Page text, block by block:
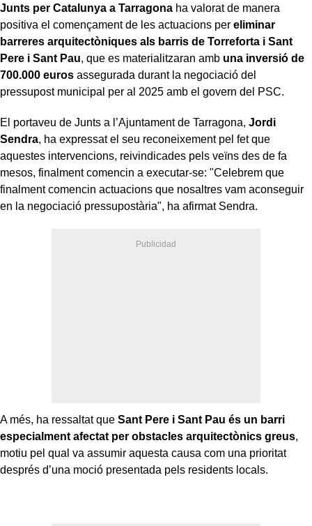
Junts per Catalunya a Tarragona ha valorat de manera
positiva el començament de les actuacions per eliminar
barreres arquitectòniques als barris de Torreforta i Sant
Pere i Sant Pau, que es materialitzaran amb una inversió de
700.000 euros assegurada durant la negociació del
pressupost municipal per al 2025 amb el govern del PSC.
El portaveu de Junts a l’Ajuntament de Tarragona, Jordi
Sendra, ha expressat el seu reconeixement pel fet que
aquestes intervencions, reivindicades pels veïns des de fa
mesos, finalment comencin a executar-se: "Celebrem que
finalment comencin actuacions que nosaltres vam aconseguir
en la negociació pressupostària", ha afirmat Sendra.
A més, ha ressaltat que Sant Pere i Sant Pau és un barri
especialment afectat per obstacles arquitectònics greus,
motiu pel qual va assumir aquesta causa com una prioritat
després d’una moció presentada pels residents locals.